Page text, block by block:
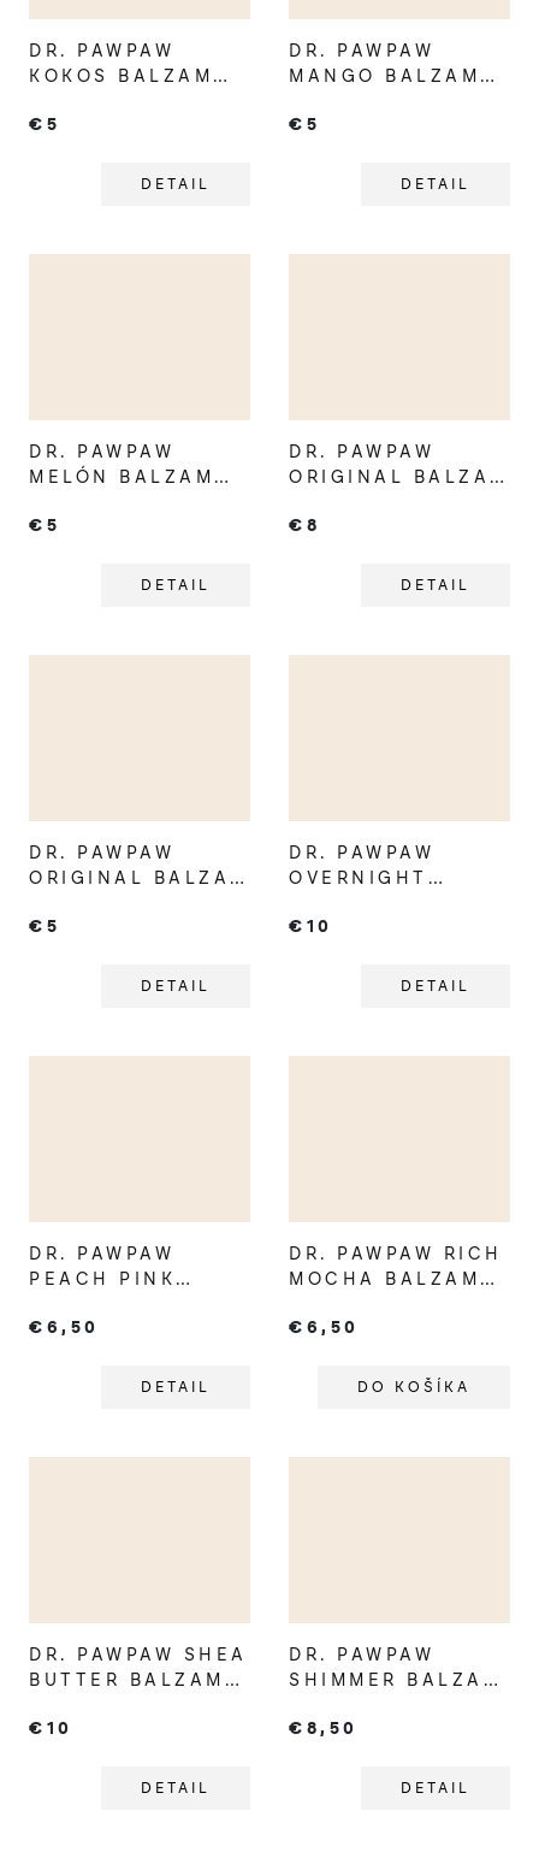
DR. PAWPAW
KOKOS BALZAM
TYČINKE
€5
DETAIL
DR. PAWPAW
MANGO BALZAM
TYČINKE
€5
DETAIL
DR. PAWPAW
MELÓN BALZAM
TYČINKE
€5
DETAIL
DR. PAWPAW
ORIGINAL BALZAM
€8
DETAIL
DR. PAWPAW
ORIGINAL BALZAM
TYČINKE
€5
DETAIL
DR. PAWPAW
OVERNIGHT
€10
DETAIL
DR. PAWPAW
PEACH PINK
€6,50
DETAIL
DR. PAWPAW RICH
MOCHA BALZAM
€6,50
DO KOŠÍKA
DR. PAWPAW SHEA
BUTTER BALZAM
€10
DETAIL
DR. PAWPAW
SHIMMER BALZAM
€8,50
DETAIL